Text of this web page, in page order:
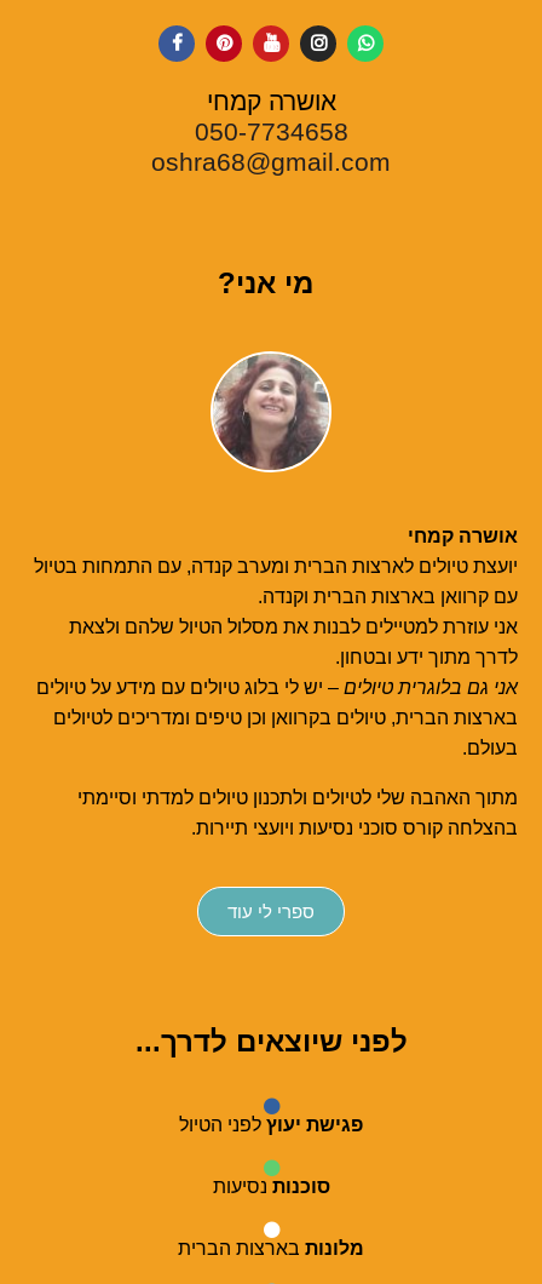
אושרה קמחי
050-7734658
oshra68@gmail.com
מי אני?
אושרה קמחי
יועצת טיולים לארצות הברית ומערב קנדה, עם התמחות בטיול
עם קרוואן בארצות הברית וקנדה.
אני עוזרת למטיילים לבנות את מסלול הטיול שלהם ולצאת
לדרך מתוך ידע ובטחון.
אני גם בלוגרית טיולים – יש לי בלוג טיולים עם מידע על טיולים
בארצות הברית, טיולים בקרוואן וכן טיפים ומדריכים לטיולים
בעולם.
מתוך האהבה שלי לטיולים ולתכנון טיולים למדתי וסיימתי
בהצלחה קורס סוכני נסיעות ויועצי תיירות.
ספרי לי עוד
לפני שיוצאים לדרך...
פגישת יעוץ לפני הטיול
סוכנות נסיעות
מלונות בארצות הברית